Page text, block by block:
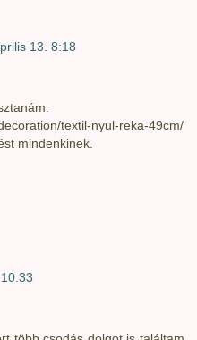
13. 8:18
textil-nyul-reka-49cm/
mindenkinek.